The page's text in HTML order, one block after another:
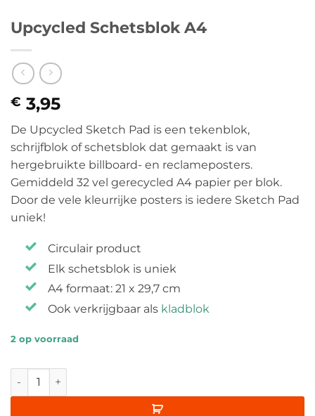
Upcycled Schetsblok A4
€ 3,95
De Upcycled Sketch Pad is een tekenblok,
schrijfblok of schetsblok dat gemaakt is van
hergebruikte billboard- en reclameposters.
Gemiddeld 32 vel gerecycled A4 papier per blok.
Door de vele kleurrijke posters is iedere Sketch Pad
uniek!
Circulair product
Elk schetsblok is uniek
A4 formaat: 21 x 29,7 cm
Ook verkrijgbaar als kladblok
2 op voorraad
Upcycled Schetsblok A4 aantal